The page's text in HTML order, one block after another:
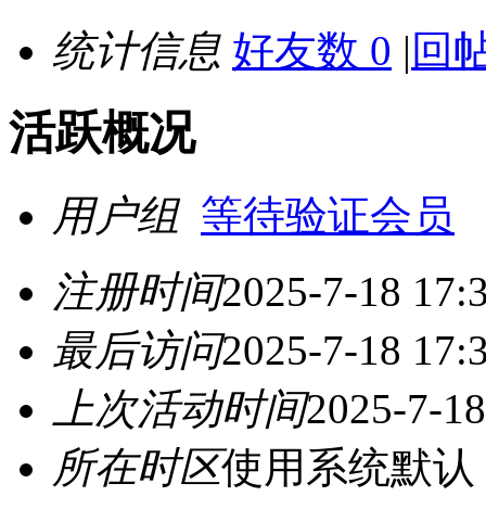
统计信息 好友数 0 | 回
活跃概况
用户组 等待验证会员
注册时间2025-7-18
最后访问2025-7-18
上次活动时间2025-7-
所在时区使用系统默认